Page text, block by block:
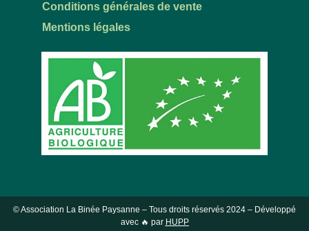
Conditions générales de vente
Mentions légales
© Association La Binée Paysanne – Tous droits réservés 2024 – Développé
avec 🔥 par HUPP